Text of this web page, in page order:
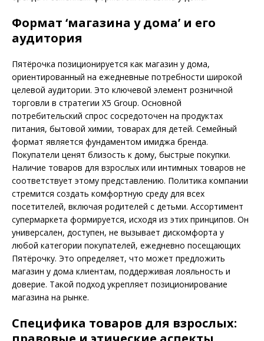
Формат ‘магазина у дома’ и его
аудитория
Пятёрочка позиционируется как магазин у дома,
ориентированный на ежедневные потребности широкой
целевой аудитории. Это ключевой элемент розничной
торговли в стратегии X5 Group. Основной
потребительский спрос сосредоточен на продуктах
питания, бытовой химии, товарах для детей. Семейный
формат является фундаментом имиджа бренда.
Покупатели ценят близость к дому, быстрые покупки.
Наличие товаров для взрослых или интимных товаров не
соответствует этому представлению. Политика компании
стремится создать комфортную среду для всех
посетителей, включая родителей с детьми. Ассортимент
супермаркета формируется, исходя из этих принципов. Он
универсален, доступен, не вызывает дискомфорта у
любой категории покупателей, ежедневно посещающих
Пятёрочку. Это определяет, что может предложить
магазин у дома клиентам, поддерживая лояльность и
доверие. Такой подход укрепляет позиционирование
магазина на рынке.
Специфика товаров для взрослых: